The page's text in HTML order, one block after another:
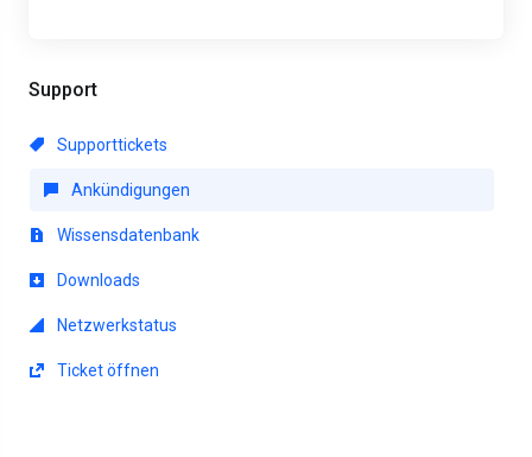
Support
Supporttickets
Ankündigungen
Wissensdatenbank
Downloads
Netzwerkstatus
Ticket öffnen